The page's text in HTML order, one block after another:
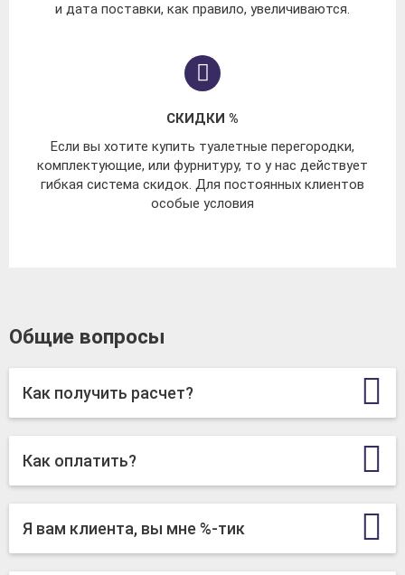
и дата поставки, как правило, увеличиваются.
СКИДКИ %
Если вы хотите купить туалетные перегородки,
комплектующие, или фурнитуру, то у нас действует
гибкая система скидок. Для постоянных клиентов
особые условия
Общие вопросы
Как получить расчет?
Как оплатить?
Я вам клиента, вы мне %-тик